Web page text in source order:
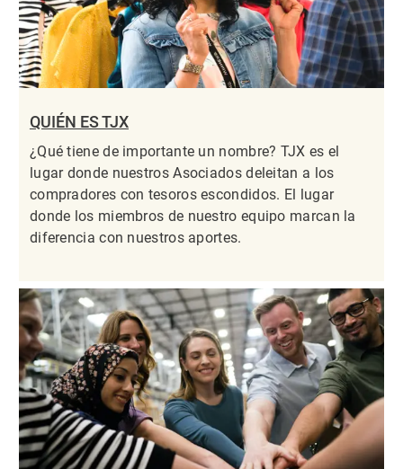
QUIÉN ES TJX
¿Qué tiene de importante un nombre? TJX es el
lugar donde nuestros Asociados deleitan a los
compradores con tesoros escondidos. El lugar
donde los miembros de nuestro equipo marcan la
diferencia con nuestros aportes.